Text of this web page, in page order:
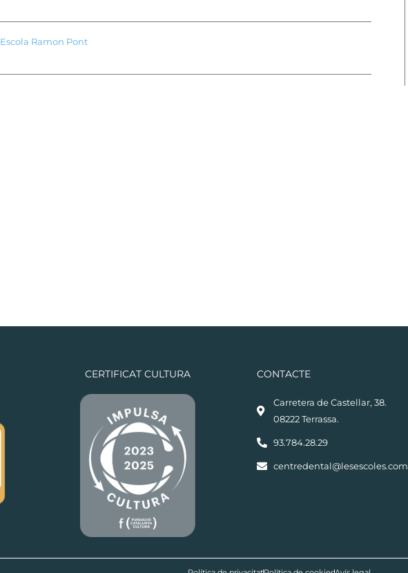
Escola Ramon Pont
CERTIFICAT CULTURA CONTACTE
Carretera de Castellar, 38.
08222 Terrassa.
93.784.28.29
centredental@lesescoles.com